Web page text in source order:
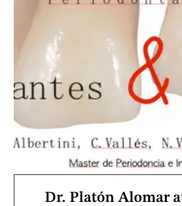
Dr. Platón Alomar